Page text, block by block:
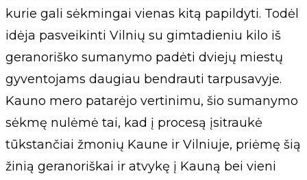
kurie gali sėkmingai vienas kitą papildyti. Todėl
idėja pasveikinti Vilnių su gimtadieniu kilo iš
geranoriško sumanymo padėti dviejų miestų
gyventojams daugiau bendrauti tarpusavyje.
Kauno mero patarėjo vertinimu, šio sumanymo
sėkmę nulėmė tai, kad į procesą įsitraukė
tūkstančiai žmonių Kaune ir Vilniuje, priėmę šią
žinią geranoriškai ir atvykę į Kauną bei vieni